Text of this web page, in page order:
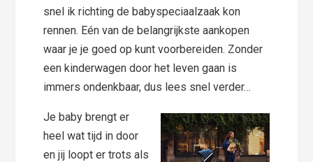
snel ik richting de babyspeciaalzaak kon
rennen. Eén van de belangrijkste aankopen
waar je je goed op kunt voorbereiden. Zonder
een kinderwagen door het leven gaan is
immers ondenkbaar, dus lees snel verder…
Je baby brengt er
heel wat tijd in door
en jij loopt er trots als